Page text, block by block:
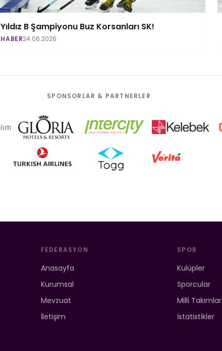
Yıldız B Şampiyonu Buz Korsanları SK!
HABER24.06.2026
SPONSORLAR & PARTNERLER
FEDERASYON
Anasayfa
Kurumsal
Mevzuat
İletişim
SPOR
Kulüpler
Sporcular
Milli Takımlar
İstatistikler